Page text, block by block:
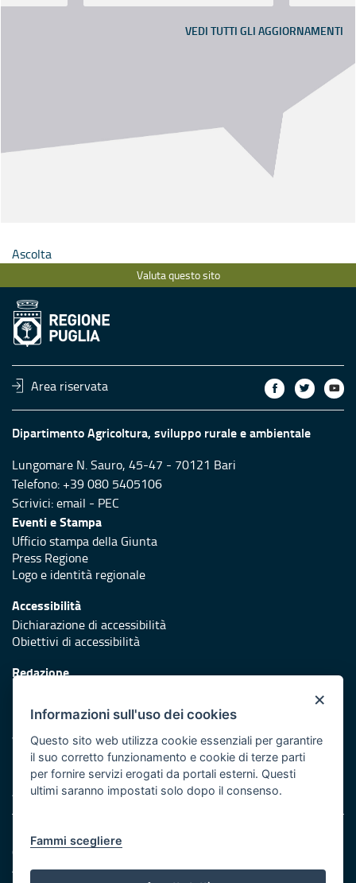
VEDI TUTTI GLI AGGIORNAMENTI
Ascolta
Valuta questo sito
Area riservata
Dipartimento Agricoltura, sviluppo rurale e ambientale
Lungomare N. Sauro, 45-47 - 70121 Bari
Telefono: +39 080 5405106
Scrivici:email - PEC
Eventi e Stampa
Ufficio stampa della Giunta
Press Regione
Logo e identità regionale
Accessibilità
Dichiarazione di accessibilità
Obiettivi di accessibilità
Redazione
Protezione civile
Vai al sito di Protezione Civile Puglia
Iniziativa finanziata con risorse del POR Puglia 2014/2020 -
Asse XI
Note legali
Cookie e privacy
Amministrazione trasparente
×
Informazioni sull'uso dei cookies
Questo sito web utilizza cookie essenziali per garantire
il suo corretto funzionamento e cookie di terze parti
per fornire servizi erogati da portali esterni. Questi
ultimi saranno impostati solo dopo il consenso.
Fammi scegliere